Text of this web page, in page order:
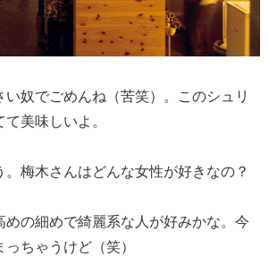
奴でごめんね（苦笑）。このシュリ
美味しいよ。
梅木さんはどんな女性が好きなの？
の細めで綺麗系な人が好みかな。今
ちゃうけど（笑）